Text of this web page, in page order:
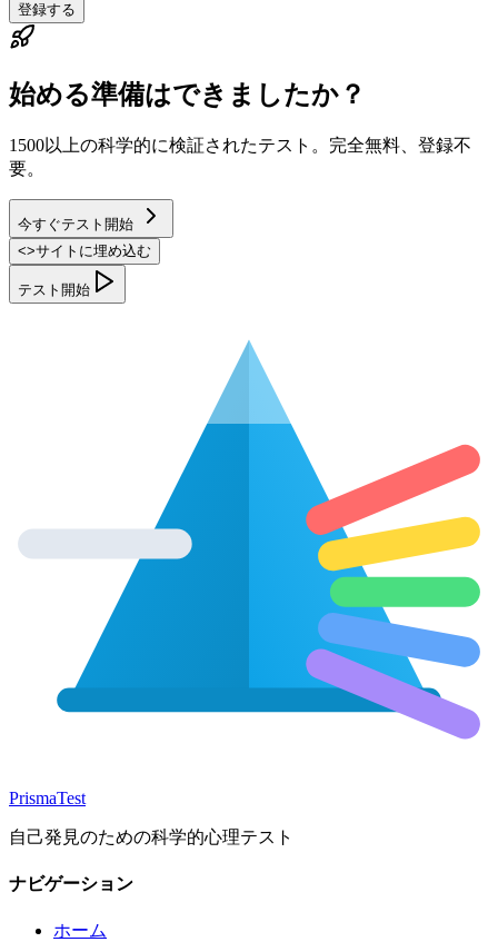
登録する
始める準備はできましたか？
1500以上の科学的に検証されたテスト。完全無料、登録不
要。
今すぐテスト開始
<>サイトに埋め込む
テスト開始
PrismaTest
自己発見のための科学的心理テスト
ナビゲーション
ホーム